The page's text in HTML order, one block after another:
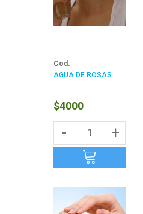
Cod.
AGUA DE ROSAS
$4000
- +